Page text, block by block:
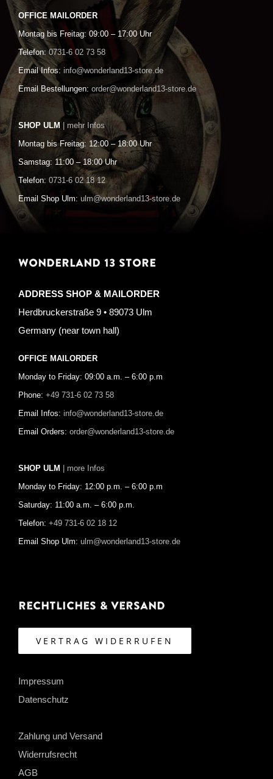
OFFICE MAILORDER
Montag bis Freitag: 09:00 – 17:00 Uhr
Telefon: 0731-6 02 73 58
Email Infos: info@wonderland13-store.de
Email Bestellungen: order@wonderland13-store.de
SHOP ULM | mehr Infos
Montag bis Freitag: 12:00 – 18:00 Uhr
Samstag: 11:00 – 18:00 Uhr
Telefon: 0731-6 02 18 12
Email Shop Ulm: ulm@wonderland13-store.de
WONDERLAND 13 STORE
ADDRESS SHOP & MAILORDER
Herdbruckerstraße 9 • 89073 Ulm
Germany (near town hall)
OFFICE MAILORDER
Monday to Friday: 09:00 a.m. – 6:00 p.m
Phone: +49 731-6 02 73 58
Email Infos: info@wonderland13-store.de
Email Orders: order@wonderland13-store.de
SHOP ULM | more Infos
Monday to Friday: 12:00 p.m. – 6:00 p.m
Saturday: 11:00 a.m. – 6:00 p.m.
Telefon: +49 731-6 02 18 12
Email Shop Ulm: ulm@wonderland13-store.de
Rechtliches & Versand
VERTRAG WIDERRUFEN
Impressum
Datenschutz
Zahlung und Versand
Widerrufsrecht
AGB